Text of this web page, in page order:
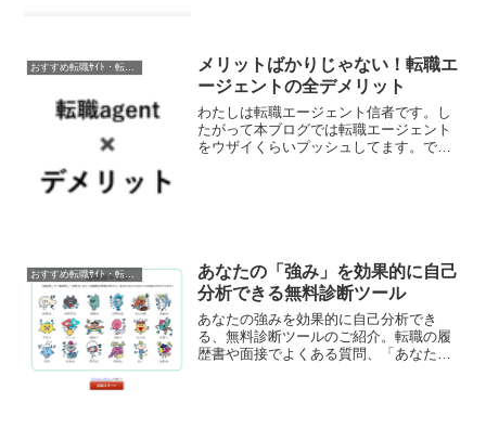
ントとはなにかをざっくり...
おすすめ転職ｻｲﾄ・転職ｴｰｼﾞｪﾝﾄ
メリットばかりじゃない！転職エ
ージェントの全デメリット
わたしは転職エージェント信者です。し
たがって本ブログでは転職エージェント
をウザイくらいプッシュしてます。でも
あなたの「強み」を効果的に自己
分析できる無料診断ツール
あなたの強みを効果的に自己分析でき
る、無料診断ツールのご紹介。転職の履
歴書や面接でよくある質問、「あなたの